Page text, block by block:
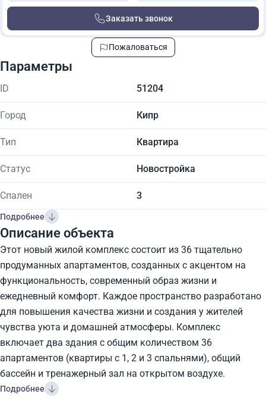
Заказать звонок
Пожаловаться
Параметры
ID 51204
Город Кипр
Тип Квартира
Статус Новостройка
Спален 3
Подробнее
Описание объекта
Этот новый жилой комплекс состоит из 36 тщательно
продуманных апартаментов, созданных с акцентом на
функциональность, современный образ жизни и
ежедневный комфорт. Каждое пространство разработано
для повышения качества жизни и создания у жителей
чувства уюта и домашней атмосферы. Комплекс
включает два здания с общим количеством 36
апартаментов (квартиры с 1, 2 и 3 спальнями), общий
бассейн и тренажерный зал на открытом воздухе.
Подробнее